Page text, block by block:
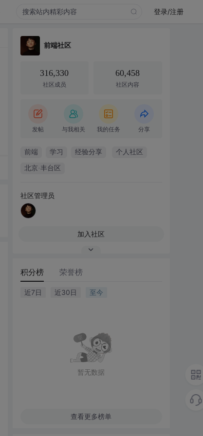
登录/注册
前端社区
316,330
社区成员
60,458
社区内容
发帖 与我相关 我的任务 分享
前端 学习 经验分享 个人社区
北京·丰台区
社区管理员
加入社区
积分榜 荣誉榜
近7日 近30日 至今
暂无数据
查看更多榜单